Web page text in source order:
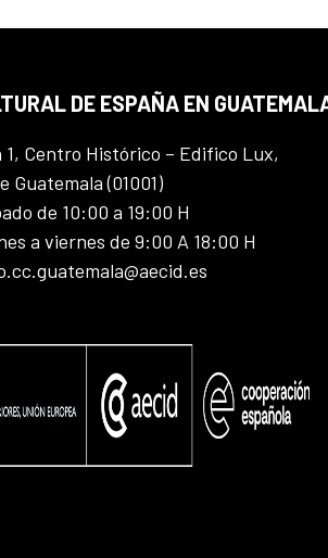
DE ESPAÑA EN
1, Centro Histórico – Edifico Lux,
Guatemala (01001)
de 10:00 a 19:00 H
a viernes de 9:00 A 18:00 H